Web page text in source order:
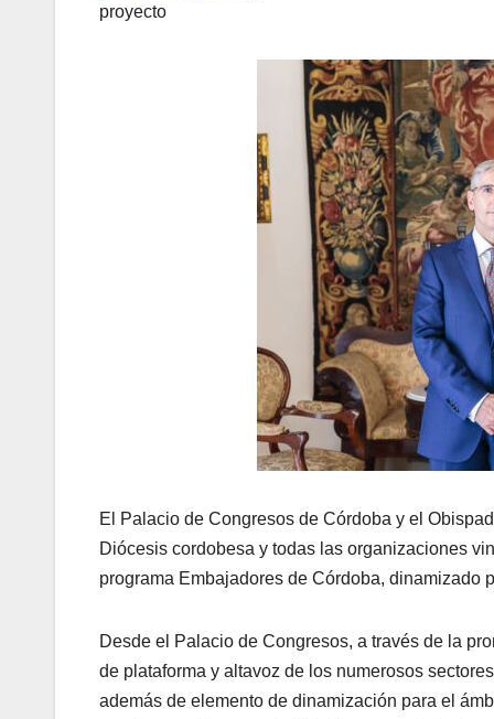
proyecto
El Palacio de Congresos de Córdoba y el
Diócesis cordobesa y todas las organizaciones
programa Embajadores de Córdoba, dinamizado
Desde el Palacio de Congresos, a través de la
de plataforma y altavoz de los numerosos
además de elemento de dinamización para el